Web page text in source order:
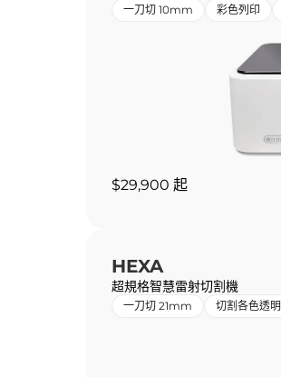
一刀切 10mm 彩色列印
$29,900 起
HEXA
超規格智慧雷射切割機
一刀切 21mm 切割各色透